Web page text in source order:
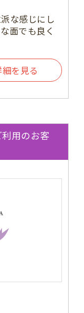
な感じにし
面でも良く
を見る
用のお客